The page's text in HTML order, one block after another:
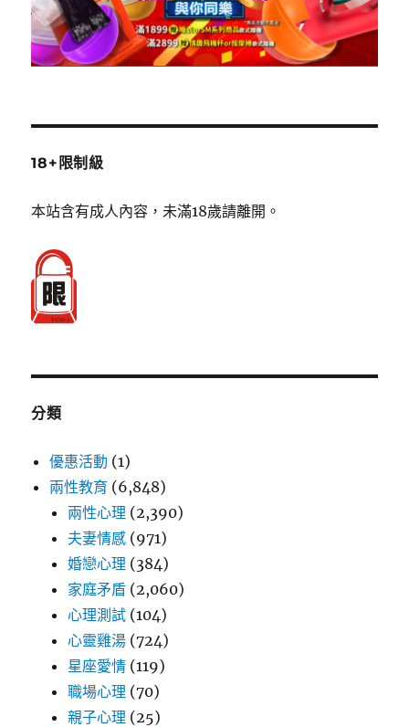
18+限制級
本站含有成人內容，未滿18歲請離開。
分類
優惠活動 (1)
兩性教育 (6,848)
兩性心理 (2,390)
夫妻情感 (971)
婚戀心理 (384)
家庭矛盾 (2,060)
心理測試 (104)
心靈雞湯 (724)
星座愛情 (119)
職場心理 (70)
親子心理 (25)